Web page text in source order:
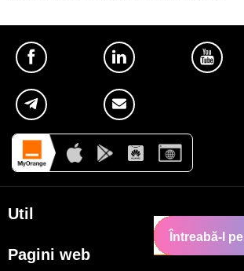
Util
Pagini web
Întreabă-l pe